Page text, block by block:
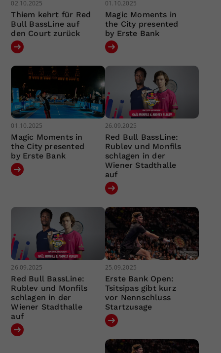
02.10.2025
Thiem kehrt für Red
Bull BassLine auf
den Court zurück
01.10.2025
Magic Moments in
the City presented
by Erste Bank
01.10.2025
Magic Moments in
the City presented
by Erste Bank
26.09.2025
Red Bull BassLine:
Rublev und Monfils
schlagen in der
Wiener Stadthalle
auf
26.09.2025
Red Bull BassLine:
Rublev und Monfils
schlagen in der
Wiener Stadthalle
auf
25.09.2025
Erste Bank Open:
Tsitsipas gibt kurz
vor Nennschluss
Startzusage